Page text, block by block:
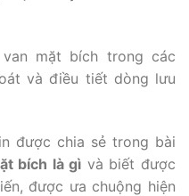
mặt bích trong các
và điều tiết dòng lưu
được chia sẻ trong bài
bích là gì và biết được
được ưa chuộng hiện